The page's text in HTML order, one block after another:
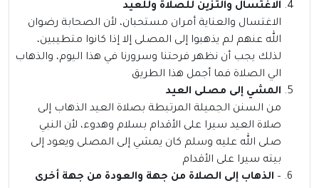
الاغتسال والتزين للصلاة وللعيد
الاغتسال والعناية أمران مستحبان، لأن الصحابة رضوان
الله عنهم لم يذهبوا إلى المصلى إلا إذا كانوا متطيبين،
لذلك يجب أن نظهر فرحتنا وسرورنا في هذا اليوم، والذهاب
الي الصلاة فما أجمل هذا الطريق
المشي إلى مصلى العيد
من السنن الجميلة المرتبطة بصلاة العيد الذهاب إلى
صلاة العيد سيرا على الأقدام بسلام وهدوء، لأن النبي
صلى الله عليه وسلم كان يمشي إلى المصلى ويعود إلى
بيته سيرا على الأقدام
– الذهاب إلى الصلاة من جهة والعودة من جهة أخرى